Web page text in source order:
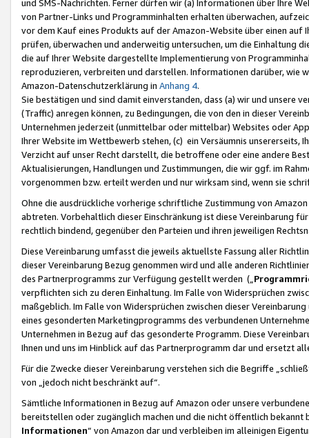
und SMS-Nachrichten. Ferner dürfen wir (a) Informationen über Ihre
von Partner-Links und Programminhalten erhalten überwachen,
vor dem Kauf eines Produkts auf der Amazon-Website über einen
prüfen, überwachen und anderweitig untersuchen, um die Einhaltung
die auf Ihrer Website dargestellte Implementierung von
reproduzieren, verbreiten und darstellen. Informationen darüber, wie
Amazon-Datenschutzerklärung in Anhang 4.
Sie bestätigen und sind damit einverstanden, dass (a) wir und
(Traffic) anregen können, zu Bedingungen, die von den in dieser
Unternehmen jederzeit (unmittelbar oder mittelbar) Websites oder
Ihrer Website im Wettbewerb stehen, (c) ein Versäumnis unsererseits,
Verzicht auf unser Recht darstellt, die betroffene oder eine andere
Aktualisierungen, Handlungen und Zustimmungen, die wir ggf. im
vorgenommen bzw. erteilt werden und nur wirksam sind, wenn sie
Ohne die ausdrückliche vorherige schriftliche Zustimmung von
abtreten. Vorbehaltlich dieser Einschränkung ist diese Vereinbarung
rechtlich bindend, gegenüber den Parteien und ihren jeweiligen
Diese Vereinbarung umfasst die jeweils aktuellste Fassung aller
dieser Vereinbarung Bezug genommen wird und alle anderen
des Partnerprogramms zur Verfügung gestellt werden („
verpflichten sich zu deren Einhaltung. Im Falle von Widersprüchen
maßgeblich. Im Falle von Widersprüchen zwischen dieser
eines gesonderten Marketingprogramms des verbundenen
Unternehmen in Bezug auf das gesonderte Programm. Diese
Ihnen und uns im Hinblick auf das Partnerprogramm dar und ersetzt
Für die Zwecke dieser Vereinbarung verstehen sich die Begriffe
von „jedoch nicht beschränkt auf“.
Sämtliche Informationen in Bezug auf Amazon oder unsere
bereitstellen oder zugänglich machen und die nicht öffentlich
Informationen“ von Amazon dar und verbleiben im alleinigen